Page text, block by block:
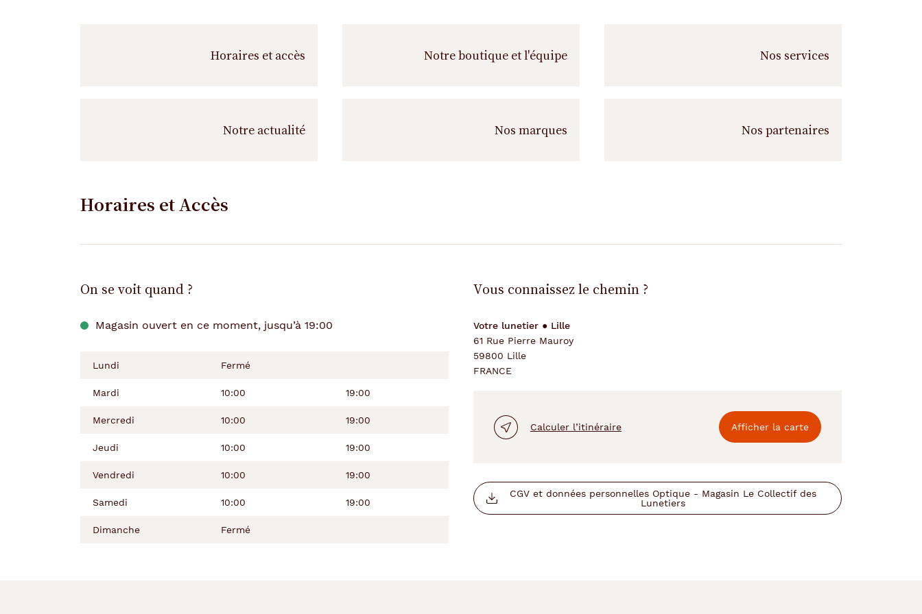
Horaires et accès Notre boutique et l'équipe Nos services
Notre actualité Nos marques Nos partenaires
Horaires et Accès
On se voit quand ?
Magasin ouvert en ce moment, jusqu’à 19:00
Horaires
semaine
Horaires
matin
l’après-
Lundi Fermé
Mardi 10:00 19:00
Mercredi 10:00 19:00
Jeudi 10:00 19:00
Vendredi 10:00 19:00
Samedi 10:00 19:00
Dimanche Fermé
Vous connaissez le chemin ?
Votre lunetier ● Lille
61 Rue Pierre Mauroy
59800 Lille
FRANCE
Calculer l’itinéraire Afficher la carte
CGV et données personnelles Optique - Magasin Le Collectif des
Lunetiers